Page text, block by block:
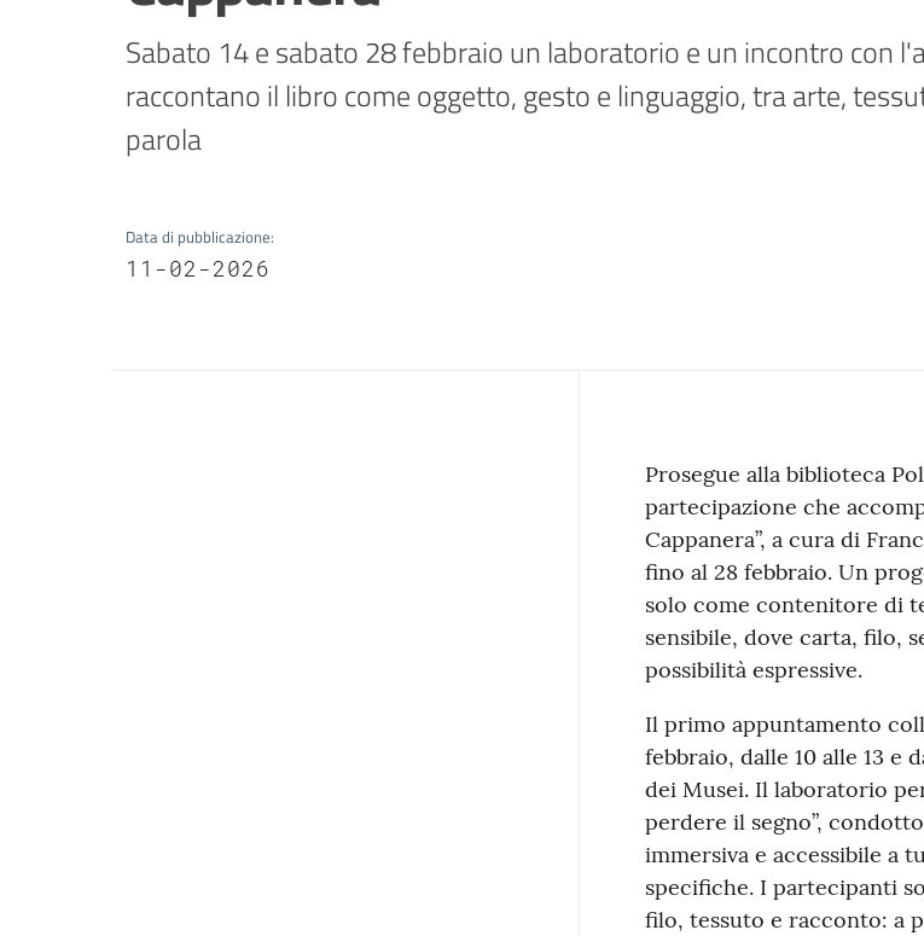
Sabato 14 e sabato 28 febbraio un laboratorio e un incontro con
raccontano il libro come oggetto, gesto e linguaggio, tra arte,
parola
Data di pubblicazione:
11-02-2026
Contenuto
Prosegue alla biblioteca
partecipazione che
Cappanera”, a cura di
fino al 28 febbraio. Un
solo come contenitore di
sensibile, dove carta, filo,
possibilità espressive.
Il primo appuntamento
febbraio, dalle 10 alle 13 e
dei Musei. Il laboratorio
perdere il segno”,
immersiva e accessibile a
specifiche. I partecipanti
filo, tessuto e racconto: a